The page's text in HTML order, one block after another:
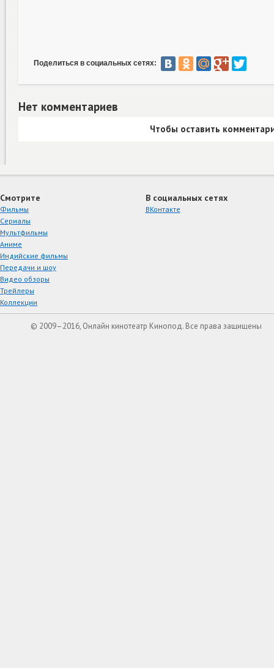
Поделиться в социальных сетях:
Нет комментариев
Чтобы оставить
Смотрите
Фильмы
Сериалы
Мультфильмы
Аниме
Индийские фильмы
Передачи и шоу
Видео обзоры
Трейлеры
Коллекции
В социальных сетях
ВКонтакте
© 2009–2016, Онлайн кинотеатр Кинопод. Все права защищены